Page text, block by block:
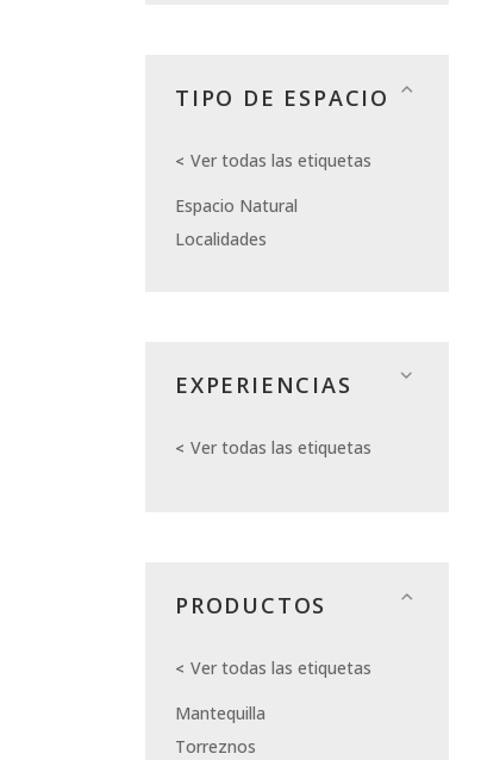
TIPO DE ESPACIO
Ver todas las etiquetas
Espacio Natural
Localidades
EXPERIENCIAS
Ver todas las etiquetas
PRODUCTOS
Ver todas las etiquetas
Mantequilla
Torreznos